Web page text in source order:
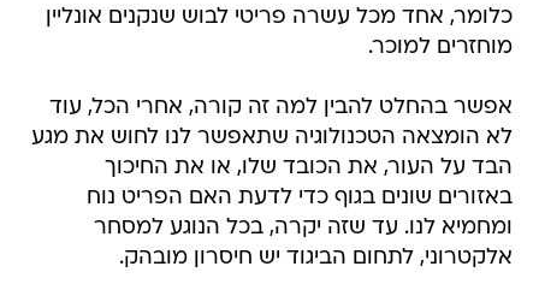
כלומר, אחד מכל עשרה פריטי לבוש שנקנים אונליין
מוחזרים למוכר.
אפשר בהחלט להבין למה זה קורה, אחרי הכל, עוד
לא הומצאה הטכנולוגיה שתאפשר לנו לחוש את מגע
הבד על העור, את הכובד שלו, או את החיכוך
באזורים שונים בגוף כדי לדעת האם הפריט נוח
ומחמיא לנו. עד שזה יקרה, בכל הנוגע למסחר
אלקטרוני, לתחום הביגוד יש חיסרון מובהק.